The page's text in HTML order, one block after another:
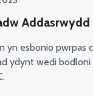
yn esbonio pwrpas
ydynt wedi